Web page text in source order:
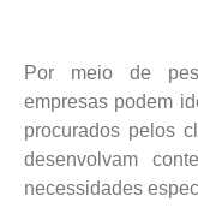
Por meio de
empresas podem
procurados pelos
desenvolvam
necessidades